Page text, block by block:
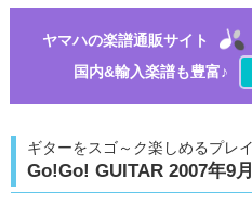
ヤマハの楽譜通販サイト
国内&輸入楽譜も豊富♪
ギターをスゴ～ク楽しめるプレ
Go!Go! GUITAR 2007年9